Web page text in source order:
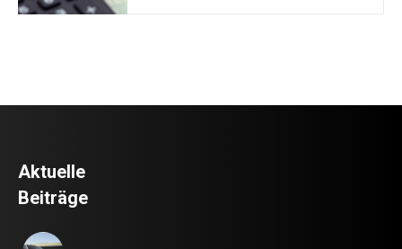
Aktuelle
Beiträge